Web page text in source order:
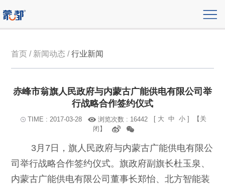
首页 / 新闻动态 /行业新闻
赤峰市翁旗人民政府与内蒙古广能供电有限公司举
行战略合作签约仪式
TIME : 2017-03-28 浏览次数 : 16442 [ 大 中 小 ]
【关
闭】
3月7日，旗人民政府与内蒙古广能供电有限公
司举行战略合作签约仪式。旗政府副旗长杜玉泉、
内蒙古广能供电有限公司董事长郑怡、北方智能装